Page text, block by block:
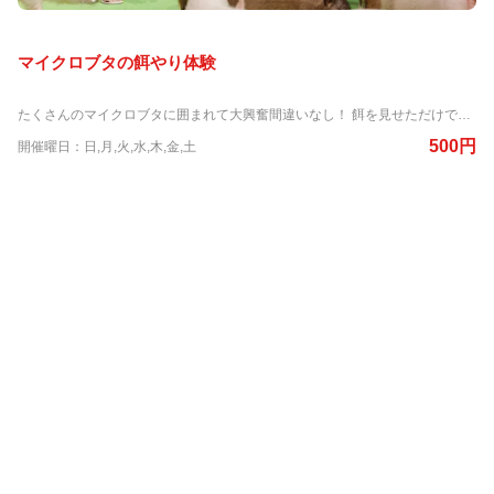
マイクロブタの餌やり体験
たくさんのマイクロブタに囲まれて大興奮間違いなし！ 餌を見せただけで勢いよく集まってきてくれます。餌を食べる姿もとってもキュート！ ※ご利用には入館チケットが必要です
開催曜日：日,月,火,水,木,金,土 500円